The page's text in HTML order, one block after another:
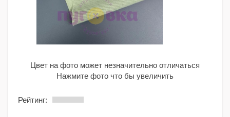
Цвет на фото может незначительно отличаться
Нажмите фото что бы увеличить
Рейтинг: